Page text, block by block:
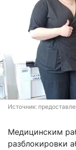
Источник:
Медицинским
разблокировки